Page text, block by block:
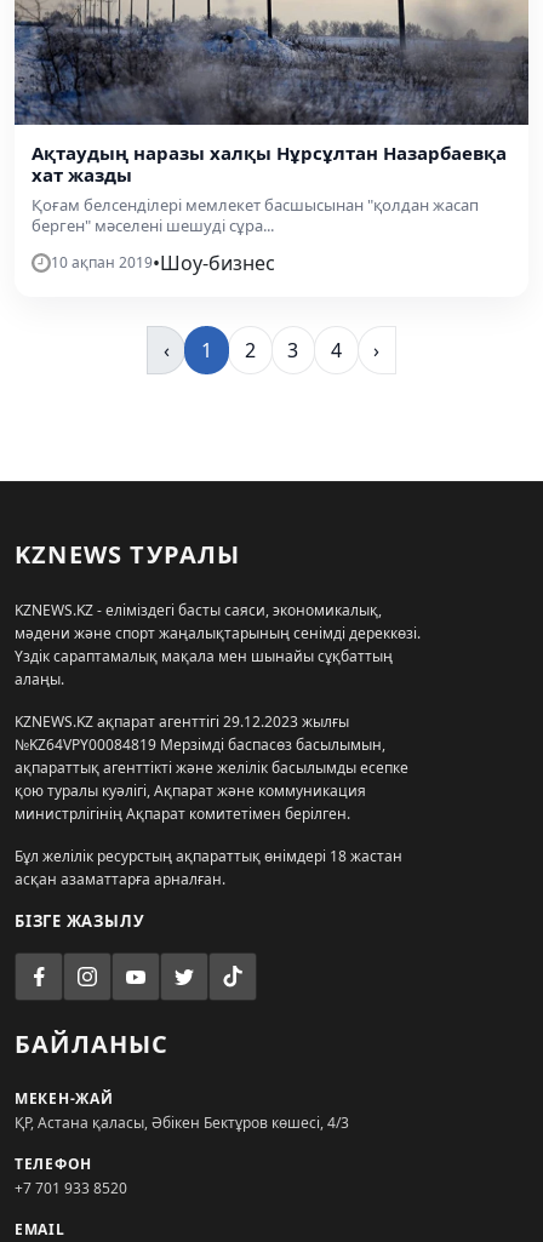
Ақтаудың наразы халқы Нұрсұлтан Назарбаевқа
хат жазды
Қоғам белсенділері мемлекет басшысынан "қолдан жасап
берген" мәселені шешуді сұра...
10 ақпан 2019•Шоу-бизнес
‹ 1 2 3 4 ›
KZNEWS ТУРАЛЫ
KZNEWS.KZ - еліміздегі басты саяси, экономикалық,
мәдени және спорт жаңалықтарының сенімді дереккөзі.
Үздік сараптамалық мақала мен шынайы сұқбаттың
алаңы.
KZNEWS.KZ ақпарат агенттігі 29.12.2023 жылғы
№KZ64VPY00084819 Мерзімді баспасөз басылымын,
ақпараттық агенттікті және желілік басылымды есепке
қою туралы куәлігі, Ақпарат және коммуникация
министрлігінің Ақпарат комитетімен берілген.
Бұл желілік ресурстың ақпараттық өнімдері 18 жастан
асқан азаматтарға арналған.
БІЗГЕ ЖАЗЫЛУ
БАЙЛАНЫС
МЕКЕН-ЖАЙ
ҚР, Астана қаласы, Әбікен Бектұров көшесі, 4/3
ТЕЛЕФОН
+7 701 933 8520
EMAIL